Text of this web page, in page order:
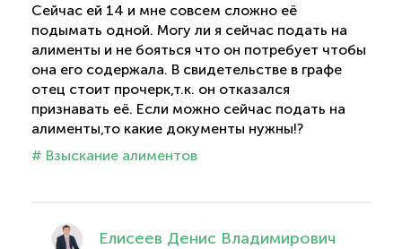
Сейчас ей 14 и мне совсем сложно её
подымать одной. Могу ли я сейчас подать на
алименты и не бояться что он потребует чтобы
она его содержала. В свидетельстве в графе
отец стоит прочерк,т.к. он отказался
признавать её. Если можно сейчас подать на
алименты,то какие документы нужны!?
# Взыскание алиментов
Елисеев Денис Владимирович